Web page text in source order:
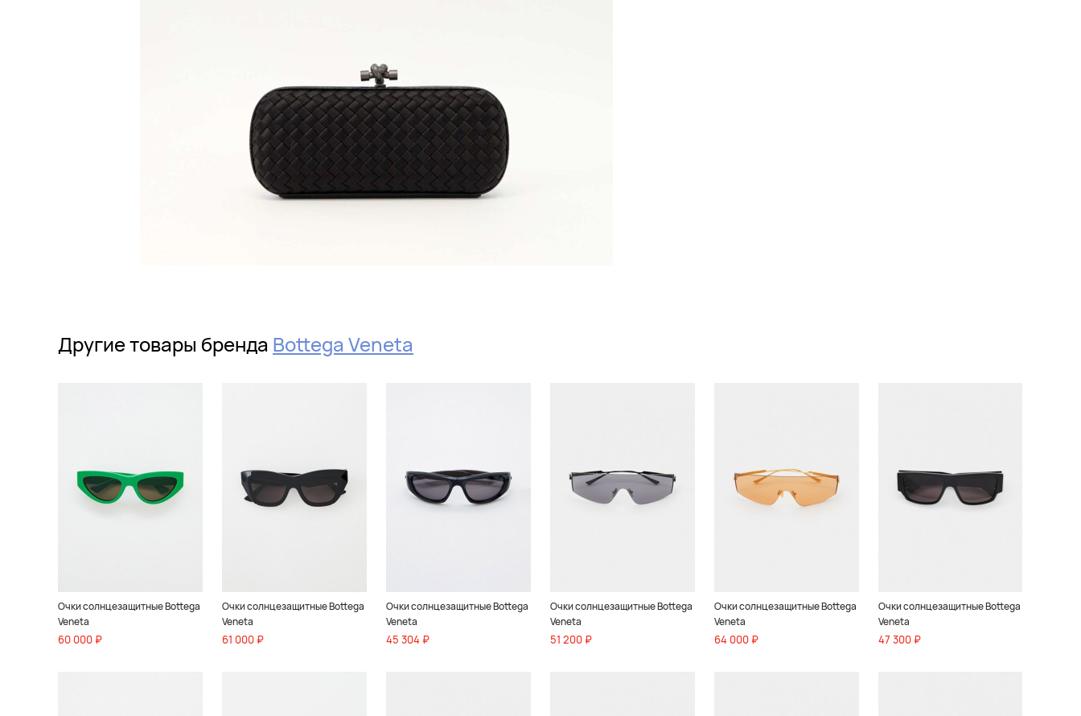
Другие товары бренда Bottega Veneta
Очки солнцезащитные Bottega
Veneta
60 000 ₽
Очки солнцезащитные Bottega
Veneta
61 000 ₽
Очки солнцезащитные Bottega
Veneta
45 304 ₽
Очки солнцезащитные Bottega
Veneta
51 200 ₽
Очки солнцезащитные Bottega
Veneta
64 000 ₽
Очки солнцезащитные Bottega
Veneta
47 300 ₽